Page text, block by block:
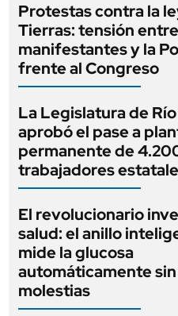
Protestas contra la
Tierras: tensión entre
manifestantes y la
frente al Congreso
La Legislatura de
aprobó el pase a
permanente de
trabajadores
El revolucionario
salud: el anillo
mide la glucosa
automáticamente
molestias